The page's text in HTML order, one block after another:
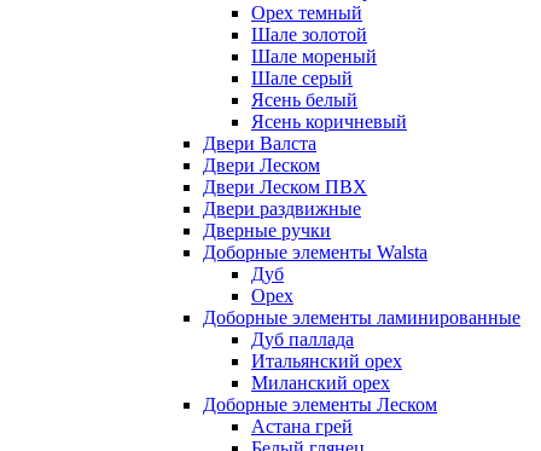
Орех темный
Шале золотой
Шале мореный
Шале серый
Ясень белый
Ясень коричневый
Двери Валста
Двери Леском
Двери Леском ПВХ
Двери раздвижные
Дверные ручки
Доборные элементы Walsta
Дуб
Орех
Доборные элементы ламинированные
Дуб паллада
Итальянский орех
Миланский орех
Доборные элементы Леском
Астана грей